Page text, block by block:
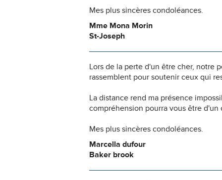
Mes plus sincères condoléances.
Mme Mona Morin
St-Joseph
Lors de la perte d'un être cher, notre
rassemblent pour soutenir ceux qui
La distance rend ma présence
compréhension pourra vous être d'un
Mes plus sincères condoléances.
Marcella dufour
Baker brook